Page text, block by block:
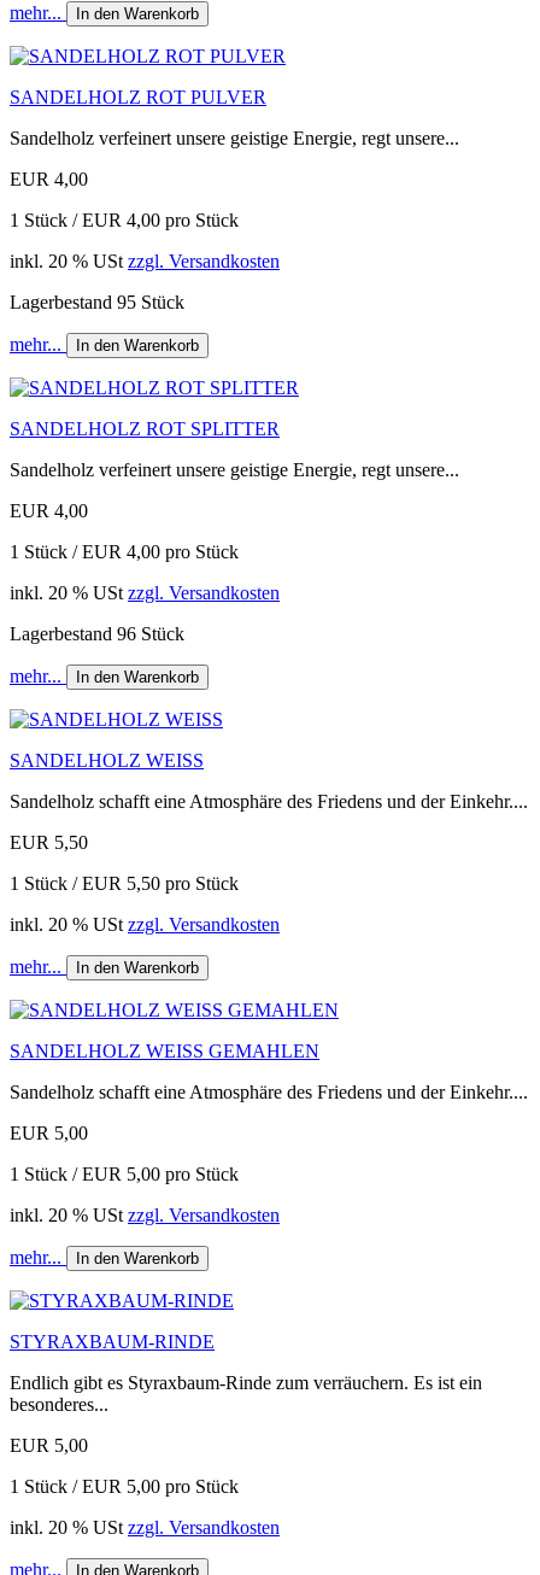
mehr... In den Warenkorb
SANDELHOLZ ROT PULVER
Sandelholz verfeinert unsere geistige Energie, regt unsere...
EUR 4,00
1 Stück / EUR 4,00 pro Stück
inkl. 20 % USt zzgl. Versandkosten
Lagerbestand 95 Stück
mehr... In den Warenkorb
SANDELHOLZ ROT SPLITTER
Sandelholz verfeinert unsere geistige Energie, regt unsere...
EUR 4,00
1 Stück / EUR 4,00 pro Stück
inkl. 20 % USt zzgl. Versandkosten
Lagerbestand 96 Stück
mehr... In den Warenkorb
SANDELHOLZ WEISS
Sandelholz schafft eine Atmosphäre des Friedens und der Einkehr....
EUR 5,50
1 Stück / EUR 5,50 pro Stück
inkl. 20 % USt zzgl. Versandkosten
mehr... In den Warenkorb
SANDELHOLZ WEISS GEMAHLEN
Sandelholz schafft eine Atmosphäre des Friedens und der Einkehr....
EUR 5,00
1 Stück / EUR 5,00 pro Stück
inkl. 20 % USt zzgl. Versandkosten
mehr... In den Warenkorb
STYRAXBAUM-RINDE
Endlich gibt es Styraxbaum-Rinde zum verräuchern. Es ist ein
besonderes...
EUR 5,00
1 Stück / EUR 5,00 pro Stück
inkl. 20 % USt zzgl. Versandkosten
mehr... In den Warenkorb